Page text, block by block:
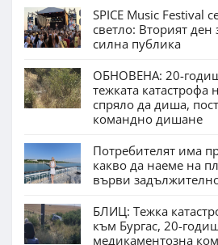
SPICE Music Festival
светло: Вторият ден
силна публика
ОБНОВЕНА: 20-
тежката катастрофа
спряло да диша,
командно дишане
Потребителят има
какво да наеме на
върви
БЛИЦ: Тежка
към Бургас, 20-
медикаментозна